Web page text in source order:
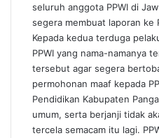
seluruh anggota PPWI di
segera membuat laporan ke
Kepada kedua terduga
PPWI yang nama-namanya
tersebut agar segera
permohonan maaf kepada
Pendidikan Kabupaten
umum, serta berjanji tidak
tercela semacam itu lagi.